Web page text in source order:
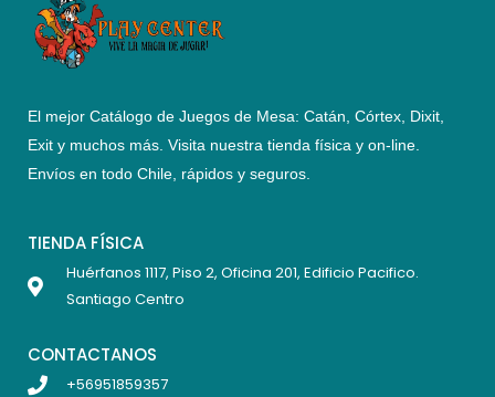
El mejor Catálogo de Juegos de Mesa: Catán, Córtex, Dixit,
Exit y muchos más. Visita nuestra tienda física y on-line.
Envíos en todo Chile, rápidos y seguros.
TIENDA FÍSICA
Huérfanos 1117, Piso 2, Oficina 201, Edificio Pacifico.
Santiago Centro
CONTACTANOS
+56951859357